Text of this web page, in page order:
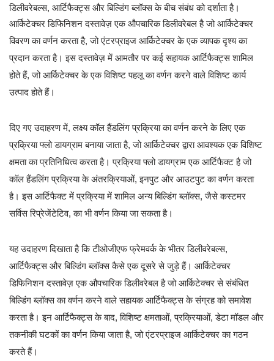
डिलीवरेबल्स, आर्टिफैक्ट्स और बिल्डिंग ब्लॉक्स के बीच संबंध को दर्शाता है।
आर्किटेक्चर डिफिनिशन दस्तावेज़ एक औपचारिक डिलीवरेबल है जो आर्किटेक्चर
विवरण का वर्णन करता है, जो एंटरप्राइज आर्किटेक्चर के एक व्यापक दृश्य का
प्रदान करता है। इस दस्तावेज़ में आमतौर पर कई सहायक आर्टिफैक्ट्स शामिल
होते हैं, जो आर्किटेक्चर के एक विशिष्ट पहलू का वर्णन करने वाले विशिष्ट कार्य
उत्पाद होते हैं।
दिए गए उदाहरण में, लक्ष्य कॉल हैंडलिंग प्रक्रिया का वर्णन करने के लिए एक
प्रक्रिया फ्लो डायग्राम बनाया जाता है, जो आर्किटेक्चर द्वारा आवश्यक एक विशिष्ट
क्षमता का प्रतिनिधित्व करता है। प्रक्रिया फ्लो डायग्राम एक आर्टिफैक्ट है जो
कॉल हैंडलिंग प्रक्रिया के अंतरक्रियाओं, इनपुट और आउटपुट का वर्णन करता
है। इस आर्टिफैक्ट में प्रक्रिया में शामिल अन्य बिल्डिंग ब्लॉक्स, जैसे कस्टमर
सर्विस रिप्रेजेंटेटिव, का भी वर्णन किया जा सकता है।
यह उदाहरण दिखाता है कि टीओजीएफ फ्रेमवर्क के भीतर डिलीवरेबल्स,
आर्टिफैक्ट्स और बिल्डिंग ब्लॉक्स कैसे एक दूसरे से जुड़े हैं। आर्किटेक्चर
डिफिनिशन दस्तावेज़ एक औपचारिक डिलीवरेबल है जो आर्किटेक्चर से संबंधित
बिल्डिंग ब्लॉक्स का वर्णन करने वाले सहायक आर्टिफैक्ट्स के संग्रह को समावेश
करता है। इन आर्टिफैक्ट्स के बाद, विशिष्ट क्षमताओं, प्रक्रियाओं, डेटा मॉडल और
तकनीकी घटकों का वर्णन किया जाता है, जो एंटरप्राइज आर्किटेक्चर का गठन
करते हैं।